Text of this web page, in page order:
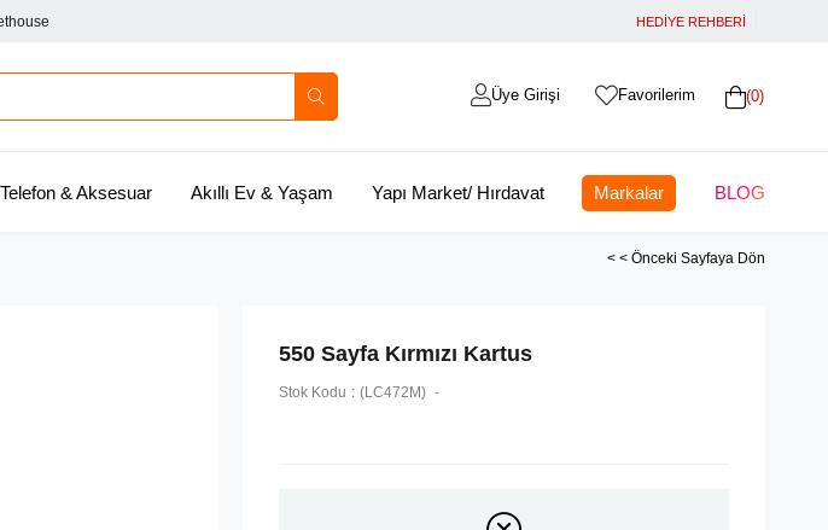
HEDİYE REHBERİ
0
Favorilerim
Üye Girişi
Telefon & Aksesuar Akıllı Ev & Yaşam Yapı Market/ Hırdavat Markalar BLOG
< < Önceki Sayfaya Dön
550 Sayfa Kırmızı Kartus
Stok Kodu (LC472M)